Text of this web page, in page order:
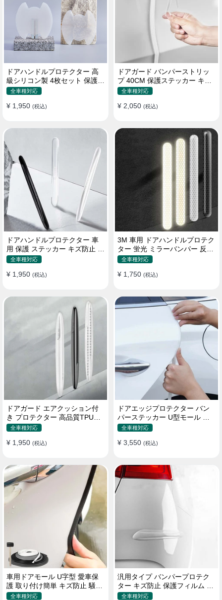
ドアハンドルプロテクター 高
級シリコン製 4枚セット 保護フ
ィルム キズ防止 全車種
全車種対応
¥ 1,950 (税込)
ドアガード バンパーストリッ
プ 40CM 保護ステッカー キズ
防止 プロテクターシール
全車種対応
¥ 2,050 (税込)
ドアハンドルプロテクター 車
用 保護 ステッカー キズ防止 高
品質TPU製 4枚セット
全車種対応
¥ 1,950 (税込)
3M 車用 ドアハンドルプロテク
ター 蛍光 ミラーバンパー 反射
ステッカー 保護フィルム
全車種対応
¥ 1,750 (税込)
ドアガード エアクッション付
き プロテクター 高品質TPU製
キズ防止 取り付け簡単
全車種対応
¥ 1,950 (税込)
ドアエッジプロテクター バン
パーステッカー U型モール キ
ズ防止 取り付け簡単 騒音低減
全車種対応
¥ 3,550 (税込)
車用ドアモール U字型 愛車保
護 取り付け簡単 キズ防止 騒音
低減 5m バンパーストリップ
全車種対応
汎用タイプ バンパープロテク
ター キズ防止 保護フィルム 取
り付け簡単 フィット感抜群
全車種対応